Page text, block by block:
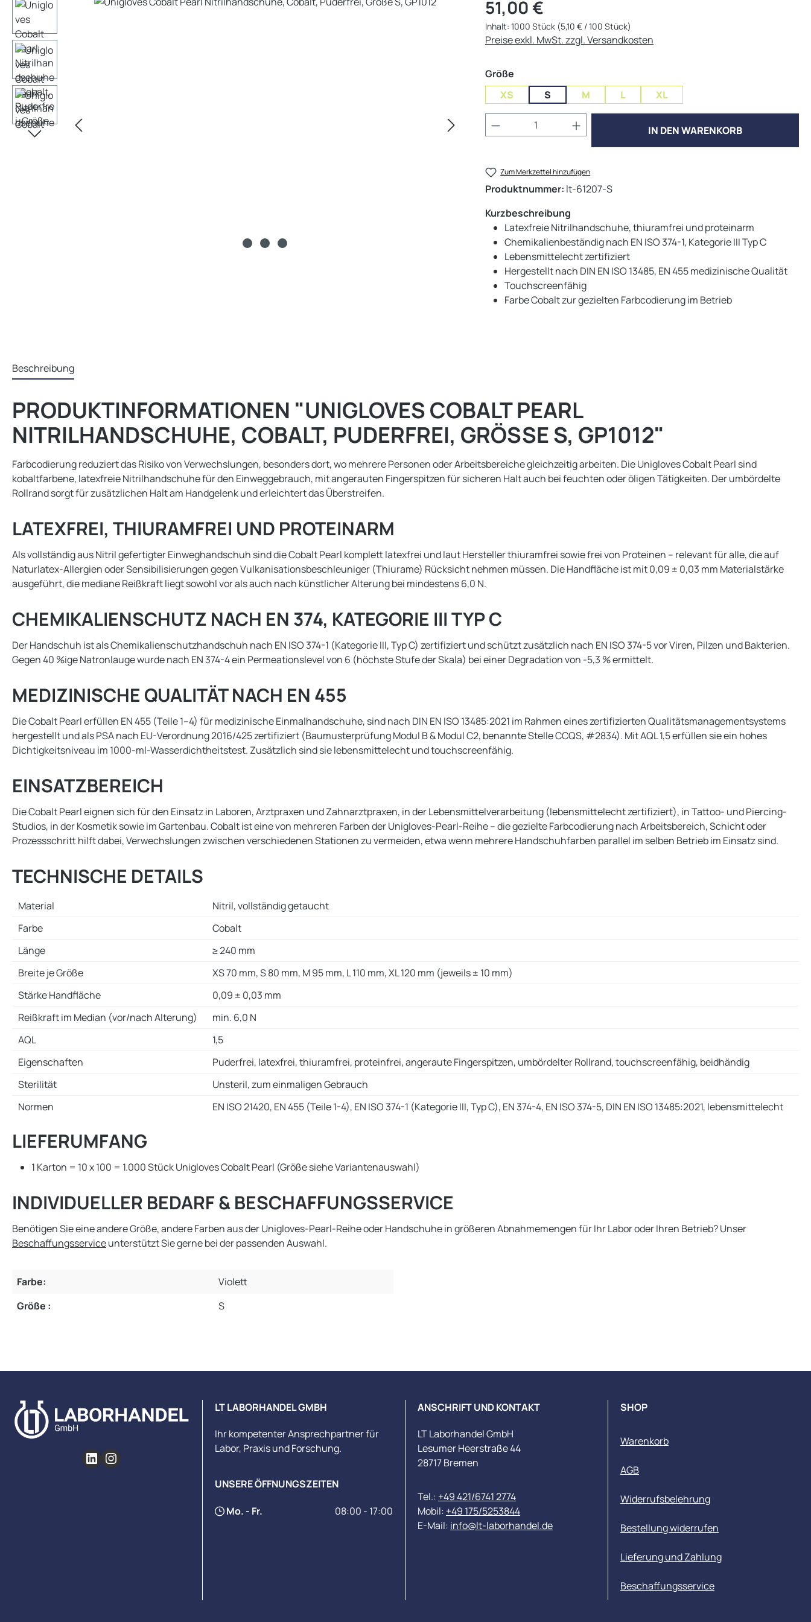
51,00 €
Inhalt: 1000 Stück (5,10 € / 100 Stück)
Preise exkl. MwSt. zzgl. Versandkosten
Größe
XS
S M L XL
Produkt Anzahl: Gib den gewünschten Wert
IN DEN WARENKORB
Zum Merkzettel hinzufügen
Produktnummer: lt-61207-S
Kurzbeschreibung
Latexfreie Nitrilhandschuhe, thiuramfrei und proteinarm
Chemikalienbeständig nach EN ISO 374-1, Kategorie III Typ C
Lebensmittelecht zertifiziert
Hergestellt nach DIN EN ISO 13485, EN 455 medizinische Qualität
Touchscreenfähig
Farbe Cobalt zur gezielten Farbcodierung im Betrieb
Beschreibung
PRODUKTINFORMATIONEN "UNIGLOVES COBALT PEARL
NITRILHANDSCHUHE, COBALT, PUDERFREI, GRÖSSE S, GP1012"
Farbcodierung reduziert das Risiko von Verwechslungen, besonders dort, wo mehrere Personen oder Arbeitsbereiche gleichzeitig arbeiten. Die Unigloves Cobalt Pearl sind
kobaltfarbene, latexfreie Nitrilhandschuhe für den Einweggebrauch, mit angerauten Fingerspitzen für sicheren Halt auch bei feuchten oder öligen Tätigkeiten. Der umbördelte
Rollrand sorgt für zusätzlichen Halt am Handgelenk und erleichtert das Überstreifen.
LATEXFREI, THIURAMFREI UND PROTEINARM
Als vollständig aus Nitril gefertigter Einweghandschuh sind die Cobalt Pearl komplett latexfrei und laut Hersteller thiuramfrei sowie frei von Proteinen – relevant für alle, die auf
Naturlatex-Allergien oder Sensibilisierungen gegen Vulkanisationsbeschleuniger (Thiurame) Rücksicht nehmen müssen. Die Handfläche ist mit 0,09 ± 0,03 mm Materialstärke
ausgeführt, die mediane Reißkraft liegt sowohl vor als auch nach künstlicher Alterung bei mindestens 6,0 N.
CHEMIKALIENSCHUTZ NACH EN 374, KATEGORIE III TYP C
Der Handschuh ist als Chemikalienschutzhandschuh nach EN ISO 374-1 (Kategorie III, Typ C) zertifiziert und schützt zusätzlich nach EN ISO 374-5 vor Viren, Pilzen und Bakterien.
Gegen 40 %ige Natronlauge wurde nach EN 374-4 ein Permeationslevel von 6 (höchste Stufe der Skala) bei einer Degradation von -5,3 % ermittelt.
MEDIZINISCHE QUALITÄT NACH EN 455
Die Cobalt Pearl erfüllen EN 455 (Teile 1–4) für medizinische Einmalhandschuhe, sind nach DIN EN ISO 13485:2021 im Rahmen eines zertifizierten Qualitätsmanagementsystems
hergestellt und als PSA nach EU-Verordnung 2016/425 zertifiziert (Baumusterprüfung Modul B & Modul C2, benannte Stelle CCQS, #2834). Mit AQL 1,5 erfüllen sie ein hohes
Dichtigkeitsniveau im 1000-ml-Wasserdichtheitstest. Zusätzlich sind sie lebensmittelecht und touchscreenfähig.
EINSATZBEREICH
Die Cobalt Pearl eignen sich für den Einsatz in Laboren, Arztpraxen und Zahnarztpraxen, in der Lebensmittelverarbeitung (lebensmittelecht zertifiziert), in Tattoo- und Piercing-
Studios, in der Kosmetik sowie im Gartenbau. Cobalt ist eine von mehreren Farben der Unigloves-Pearl-Reihe – die gezielte Farbcodierung nach Arbeitsbereich, Schicht oder
Prozessschritt hilft dabei, Verwechslungen zwischen verschiedenen Stationen zu vermeiden, etwa wenn mehrere Handschuhfarben parallel im selben Betrieb im Einsatz sind.
TECHNISCHE DETAILS
Material
Nitril, vollständig getaucht
Farbe
Cobalt
Länge
≥ 240 mm
Breite je Größe
XS 70 mm, S 80 mm, M 95 mm, L 110 mm, XL 120 mm (jeweils ± 10 mm)
Stärke Handfläche
0,09 ± 0,03 mm
Reißkraft im Median (vor/nach Alterung)
min. 6,0 N
AQL
1,5
Eigenschaften
Puderfrei, latexfrei, thiuramfrei, proteinfrei, angeraute Fingerspitzen, umbördelter Rollrand, touchscreenfähig, beidhändig
Sterilität
Unsteril, zum einmaligen Gebrauch
Normen
EN ISO 21420, EN 455 (Teile 1-4), EN ISO 374-1 (Kategorie III, Typ C), EN 374-4, EN ISO 374-5, DIN EN ISO 13485:2021, lebensmittelecht
LIEFERUMFANG
1 Karton = 10 x 100 = 1.000 Stück Unigloves Cobalt Pearl (Größe siehe Variantenauswahl)
INDIVIDUELLER BEDARF & BESCHAFFUNGSSERVICE
Benötigen Sie eine andere Größe, andere Farben aus der Unigloves-Pearl-Reihe oder Handschuhe in größeren Abnahmemengen für Ihr Labor oder Ihren Betrieb? Unser
Beschaffungsserviceunterstützt Sie gerne bei der passenden Auswahl.
Farbe:
Violett
Größe :
S
LT LABORHANDEL GMBH
Ihr kompetenter Ansprechpartner für
Labor, Praxis und Forschung.
UNSERE ÖFFNUNGSZEITEN
Mo. - Fr. 08:00 - 17:00
ANSCHRIFT UND KONTAKT
LT Laborhandel GmbH
Lesumer Heerstraße 44
28717 Bremen
Tel.: +49 421/6741 2774
Mobil: +49 175/5253844
E-Mail: info@lt-laborhandel.de
SHOP
Warenkorb
AGB
Widerrufsbelehrung
Bestellung widerrufen
Lieferung und Zahlung
Beschaffungsservice